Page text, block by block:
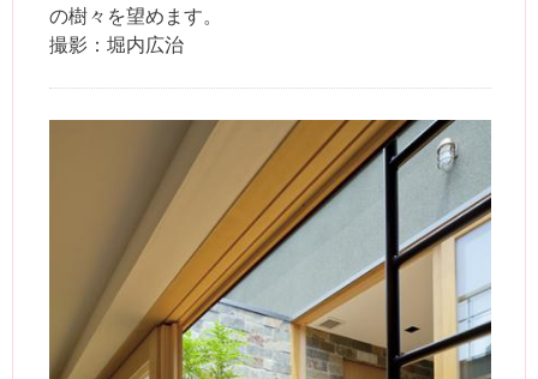
の樹々を望めます。
撮影：堀内広治